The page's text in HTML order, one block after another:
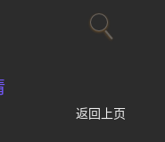
返回上页